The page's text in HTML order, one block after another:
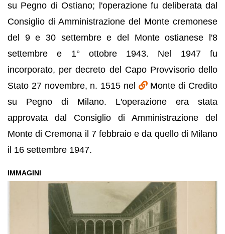
su Pegno di Ostiano; l'operazione fu deliberata dal
Consiglio di Amministrazione del Monte cremonese
del 9 e 30 settembre e del Monte ostianese l'8
settembre e 1° ottobre 1943. Nel 1947 fu
incorporato, per decreto del Capo Provvisorio dello
Stato 27 novembre, n. 1515 nel
Monte di Credito
su Pegno di Milano. L'operazione era stata
approvata dal Consiglio di Amministrazione del
Monte di Cremona il 7 febbraio e da quello di Milano
il 16 settembre 1947.
IMMAGINI